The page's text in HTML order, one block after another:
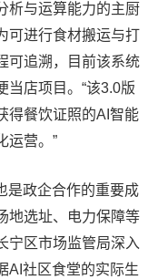
析与运算能力的主厨
可进行食材搬运与打
可追溯，目前该系统
当店项目。“该3.0版
得餐饮证照的AI智能
运营。”
是政企合作的重要成
地选址、电力保障等
宁区市场监管局深入
AI社区食堂的实际生